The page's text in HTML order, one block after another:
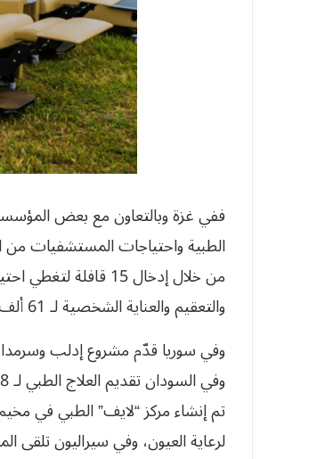
ففي غزة وبالتعاون مع بعض
الطبية واحتياجات المستشفيات من
والتعقيم والعناية الشخصية لـ 61 ألف أسرة، ولوازم النساء والحوامل لـ 47 ألف.
وفي سوريا قدّم مشروع إدلب
لرعاية العيون، وفي سيراليون تلقى المستشفى